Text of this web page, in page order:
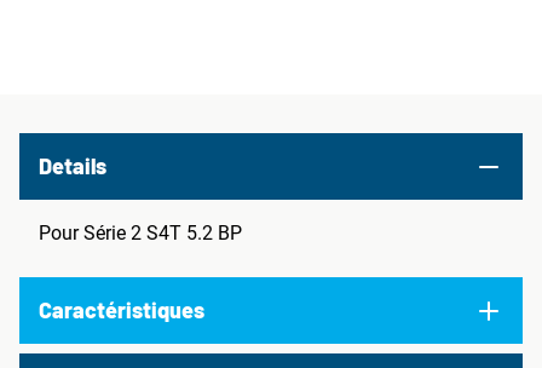
Details
Pour Série 2 S4T 5.2 BP
Caractéristiques